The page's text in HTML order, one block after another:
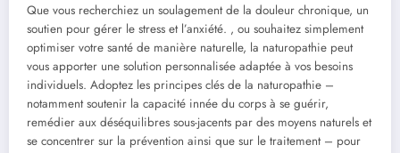
Que vous recherchiez un soulagement de la douleur chronique, un
soutien pour gérer le stress et l’anxiété. , ou souhaitez simplement
optimiser votre santé de manière naturelle, la naturopathie peut
vous apporter une solution personnalisée adaptée à vos besoins
individuels. Adoptez les principes clés de la naturopathie –
notamment soutenir la capacité innée du corps à se guérir,
remédier aux déséquilibres sous-jacents par des moyens naturels et
se concentrer sur la prévention ainsi que sur le traitement – pour